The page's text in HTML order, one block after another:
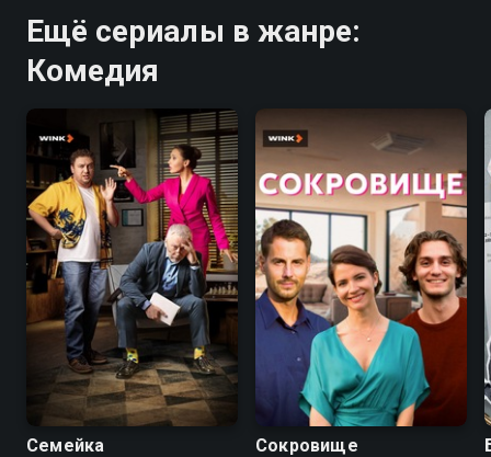
Ещё сериалы в жанре:
Комедия
7.7
Семейка
7.3
Сокровище